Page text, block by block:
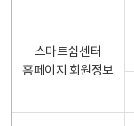
스마트쉼센터
홈페이지 회원정보